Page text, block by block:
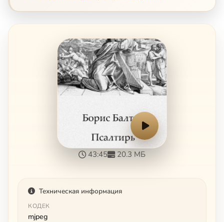
43:45 20.3 МБ
Техническая информация
КОДЕК
mjpeg